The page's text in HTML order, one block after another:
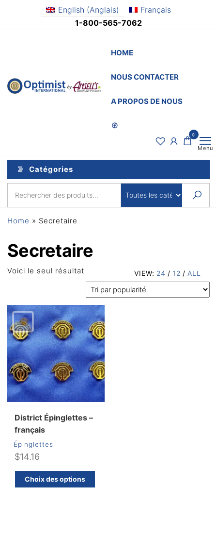
English (Anglais)
Français
1-800-565-7062
OptimistSupply.ca
by
Specialties
HOME
NOUS CONTACTER
A PROPOS DE NOUS
0
Menu
Catégories
Home » Secretaire
Secretaire
VIEW: 24 / 12 / ALL
Voici le seul résultat
District Épinglettes –
français
Épinglettes
$14.16
Choix des options